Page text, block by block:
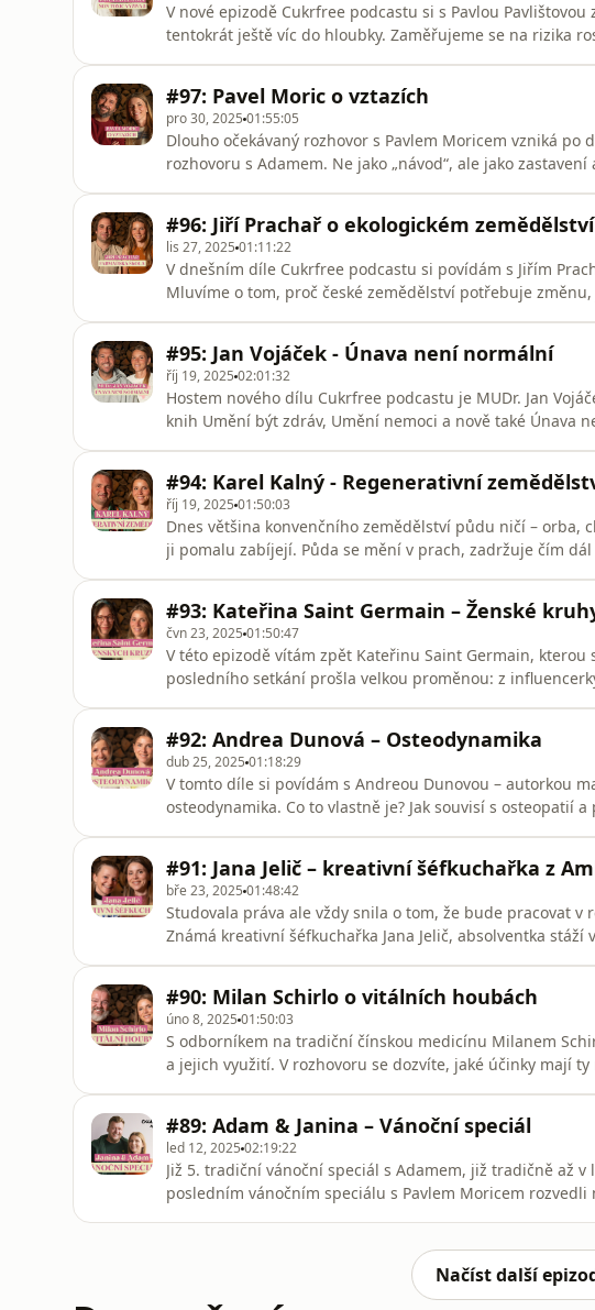
V nové epizodě Cukrfree podcastu si s Pavlou
tentokrát ještě víc do hloubky. Zaměřujeme se na rizika
vhodné jejich příj
#97: Pavel Moric o vztazích
pro 30, 2025 01:55:05
Dlouho očekávaný rozhovor s Pavlem Moricem vzniká po
rozhovoru s Adamem. Ne jako „návod“, ale jako
pro každého, kdo někdy ve
#96: Jiří Prachař o ekologickém
lis 27, 2025 01:11:22
V dnešním díle Cukrfree podcastu si povídám s Jiřím
Mluvíme o tom, proč české zemědělství potřebuje
konvenčním zemědělstvím, jak obdělávání půdy
zemědělství uživit svět. Zárov
#95: Jan Vojáček - Únava není normální
říj 19, 2025 02:01:32
Hostem nového dílu Cukrfree podcastu je MUDr. Jan
knih Umění být zdráv, Umění nemoci a nově také Únava
správně“,
#94: Karel Kalný - Regenerativní
říj 19, 2025 01:50:03
Dnes většina konvenčního zemědělství půdu ničí – orba,
ji pomalu zabíjejí. Půda se mění v prach, zadržuje čím
zemědělství, které půdu nevysává, ale léčí. O zvířatech,
tom, že změna musí při
#93: Kateřina Saint Germain – Ženské
čvn 23, 2025 01:50:47
V této epizodě vítám zpět Kateřinu Saint Germain, kterou
posledního setkání prošla velkou proměnou: z
ženské en
#92: Andrea Dunová – Osteodynamika
dub 25, 2025 01:18:29
V tomto díle si povídám s Andreou Dunovou – autorkou
osteodynamika. Co to vlastně je? Jak souvisí s osteopatií
nerozpoznán a
#91: Jana Jelič – kreativní šéfkuchařka z
bře 23, 2025 01:48:42
Studovala práva ale vždy snila o tom, že bude pracovat
Známá kreativní šéfkuchařka Jana Jelič, absolventka stáží
CUKRFREE⁠⁠Cukr
#90: Milan Schirlo o vitálních houbách
úno 8, 2025 01:50:03
S odborníkem na tradiční čínskou medicínu Milanem
a jejich využití. V rozhovoru se dozvíte, jaké účinky mají
kosmetikou a d
#89: Adam & Janina – Vánoční speciál
led 12, 2025 02:19:22
Již 5. tradiční vánoční speciál s Adamem, již tradičně až v
posledním vánočním speciálu s Pavlem Moricem
Načíst další